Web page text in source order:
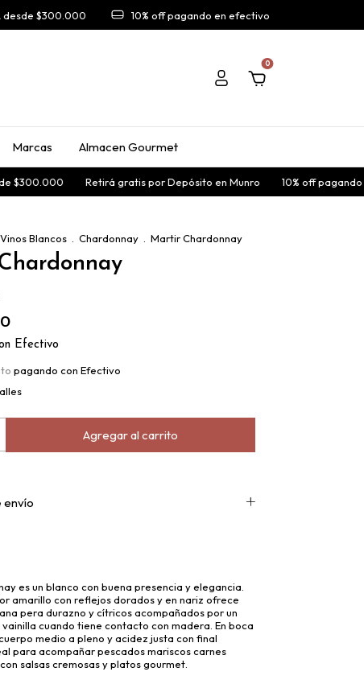
desde $300.000 10% off pagando en efectivo
0
Marcas Almacen Gourmet
Retirá gratis por Depósito en Munro 10% off pagando
Vinos Blancos Chardonnay Martir Chardonnay
Efectivo
pagando con Efectivo
envío
es un blanco con buena presencia y elegancia.
amarillo con reflejos dorados y en nariz ofrece
pera durazno y cítricos acompañados por un
cuando tiene contacto con madera. En boca
medio a pleno y acidez justa con final
para acompañar pescados mariscos carnes
salsas cremosas y platos gourmet.